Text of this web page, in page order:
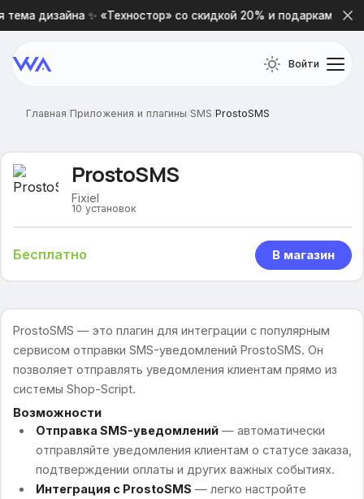
дизайна ✨ «Техностор» со скидкой 20% и подарками 🎁
Войти
Главная/Приложения и плагины/SMS/ProstoSMS
ProstoSMS
Fixiel
10 установок
Бесплатно В магазин
ProstoSMS — это плагин для интеграции с популярным
сервисом отправки SMS-уведомлений ProstoSMS. Он
позволяет отправлять уведомления клиентам прямо из
системы Shop-Script.
Возможности
Отправка SMS-уведомлений— автоматически
отправляйте уведомления клиентам о статусе заказа,
подтверждении оплаты и других важных событиях.
Интеграция с ProstoSMS — легко настройте